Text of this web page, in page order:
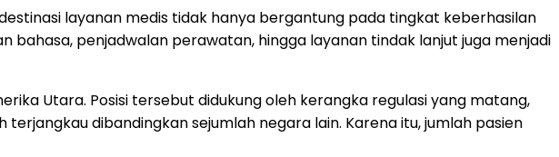
layanan medis tidak hanya bergantung pada tingkat keberhasilan
bahasa, penjadwalan perawatan, hingga layanan tindak lanjut juga menjadi
Utara. Posisi tersebut didukung oleh kerangka regulasi yang matang,
dibandingkan sejumlah negara lain. Karena itu, jumlah pasien